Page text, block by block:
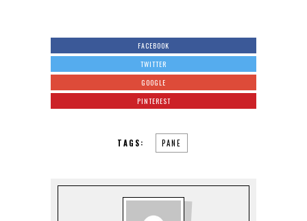
FACEBOOK
TWITTER
GOOGLE
PINTEREST
TAGS: PANE